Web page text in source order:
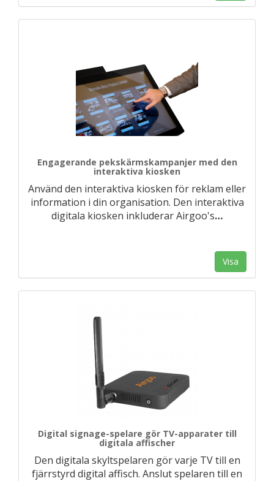
Engagerande pekskärmskampanjer med den
interaktiva kiosken
Använd den interaktiva kiosken för reklam eller
information i din organisation. Den interaktiva
digitala kiosken inkluderar Airgoo's…
Visa
Digital signage-spelare gör TV-apparater till
digitala affischer
Den digitala skyltspelaren gör varje TV till en
fjärrstyrd digital affisch. Anslut spelaren till en